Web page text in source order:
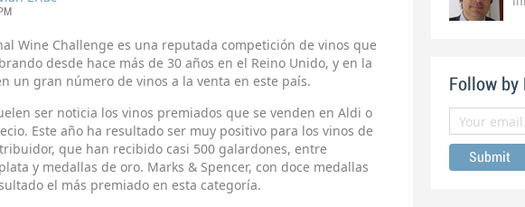
Wine Challenge es una reputada competición de vinos que
desde hace más de 30 años en el Reino Unido, y en la
un gran número de vinos a la venta en este país.
ser noticia los vinos premiados que se venden en Aldi o
Este año ha resultado ser muy positivo para los vinos de
que han recibido casi 500 galardones, entre
y medallas de oro. Marks & Spencer, con doce medallas
el más premiado en esta categoría.
Follow by